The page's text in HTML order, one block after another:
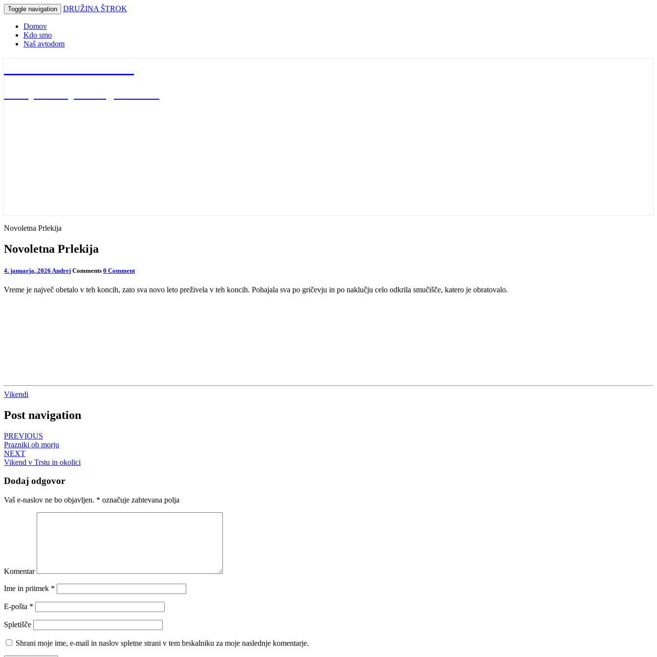
Toggle navigation DRUŽINA ŠTROK
Domov
Kdo smo
Naš avtodom
Novoletna Prlekija
Novoletna Prlekija
4. januarja, 2026 Andrej Comments 0 Comment
Vreme je največ obetalo v teh koncih, zato sva novo leto preživela v teh koncih. Pohajala sva po gričevju in po naklučju celo odkrila smučišče, katero je obratovalo.
Vikendi
Post navigation
PREVIOUS
Prazniki ob morju
NEXT
Vikend v Trstu in okolici
Dodaj odgovor
Vaš e-naslov ne bo objavljen. * označuje zahtevana polja
Komentar
Ime in priimek *
E-pošta *
Spletišče
Shrani moje ime, e-mail in naslov spletne strani v tem brskalniku za moje naslednje komentarje.